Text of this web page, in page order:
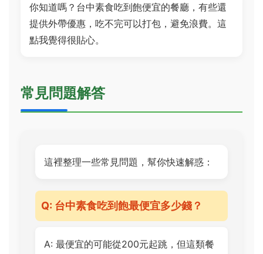
你知道嗎？台中素食吃到飽便宜的餐廳，有些還
提供外帶優惠，吃不完可以打包，避免浪費。這
點我覺得很貼心。
常見問題解答
這裡整理一些常見問題，幫你快速解惑：
Q: 台中素食吃到飽最便宜多少錢？
A: 最便宜的可能從200元起跳，但這類餐